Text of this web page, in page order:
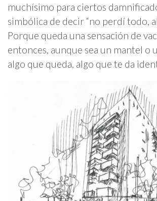
muchísimo para ciertos
simbólica de decir “no perdí todo,
Porque queda una sensación de
entonces, aunque sea un mantel o
algo que queda, algo que te da